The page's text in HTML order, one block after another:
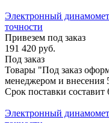
Электронный
точности
Привезем под заказ
191 420 руб.
Под заказ
Товары "Под заказ
менеджером и внесения
Срок поставки составит
Электронный